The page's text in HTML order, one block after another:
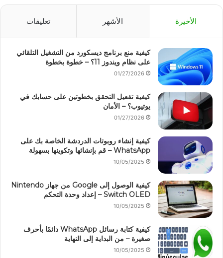
الأخيرة الأشهر تعليقات
كيفية منع برنامج ديسكورد من التشغيل التلقائي
على نظام ويندوز 11؟ – خطوة بخطوة
01/27/2026
كيفية تفعيل التحقق بخطوتين على حسابك في
يوتيوب؟ – الأمان
01/27/2026
كيفية إنشاء روبوتات الدردشة الخاصة بك على
WhatsApp – قم بإنشائها وتكوينها بسهولة
10/05/2025
كيفية الوصول إلى Google من جهاز Nintendo
Switch OLED – إعداد وحدة التحكم
10/05/2025
كيفية كتابة رسائل WhatsApp دائمًا بأحرف
صغيرة – من البداية إلى النهاية
10/05/2025